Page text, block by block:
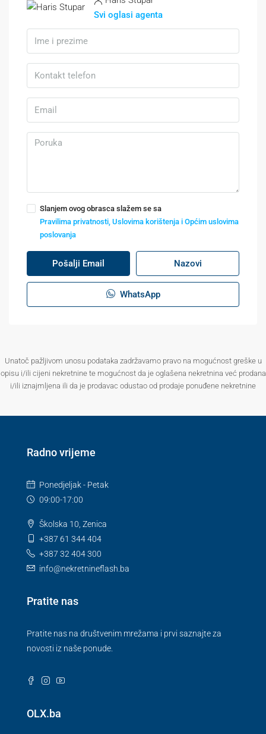
Svi oglasi agenta
Slanjem ovog obrasca slažem se sa
Pravilima privatnosti, Uslovima korištenja i Općim uslovima
poslovanja
Pošalji Email Nazovi
WhatsApp
Unatoč pažljivom unosu podataka zadržavamo pravo na mogućnost greške u
opisu i/ili cijeni nekretnine te mogućnost da je oglašena nekretnina već prodana
i/ili iznajmljena ili da je prodavac odustao od prodaje ponuđene nekretnine
Radno vrijeme
Ponedjeljak - Petak
09:00-17:00
Školska 10, Zenica
+387 61 344 404
+387 32 404 300
info@nekretnineflash.ba
Pratite nas
Pratite nas na društvenim mrežama i prvi saznajte za
novosti iz naše ponude.
OLX.ba